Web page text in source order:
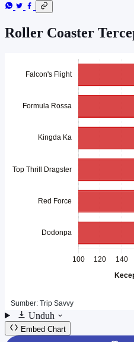
Roller Coaster
Unduh
Embed Chart